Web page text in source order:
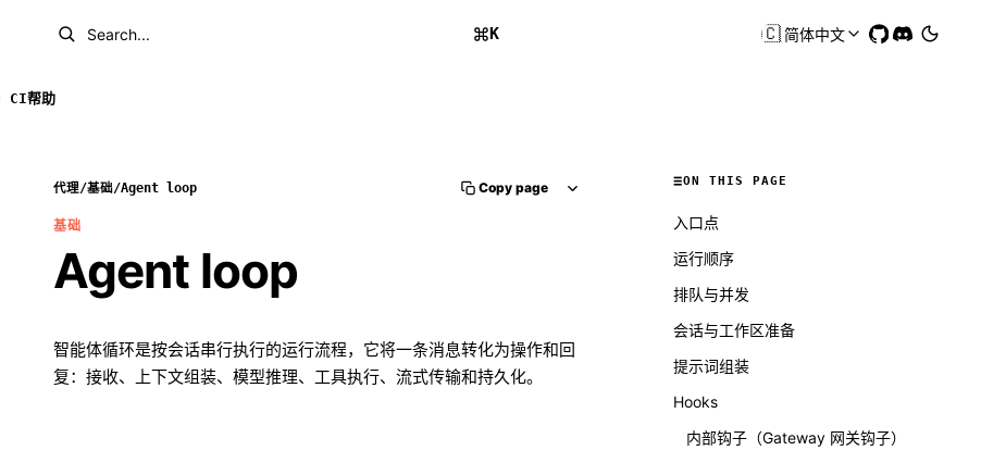
Search... K 🇨🇳简体中文
CI帮助
代理/基础/Agent loop Copy page
基础
Agent loop
智能体循环是按会话串行执行的运行流程，它将一条消息转化为操作和回
复：接收、上下文组装、模型推理、工具执行、流式传输和持久化。
ON THIS PAGE
入口点
运行顺序
排队与并发
会话与工作区准备
提示词组装
Hooks
内部钩子（Gateway 网关钩子）